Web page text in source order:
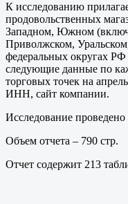
К исследованию
продовольственных
Западном, Южном
Приволжском,
федеральных округах
следующие данные по
торговых точек на
ИНН, сайт компании.
Исследование проведено
Объем отчета – 790 стр.
Отчет содержит 213